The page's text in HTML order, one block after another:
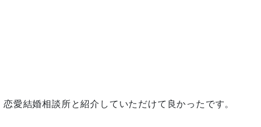
恋愛結婚相談所と紹介していただけて良かったです。